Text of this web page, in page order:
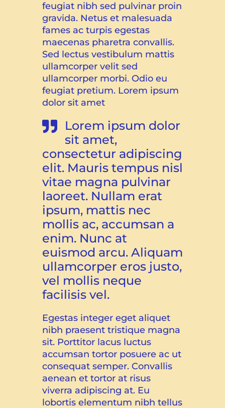
feugiat nibh sed pulvinar proin
gravida. Netus et malesuada
fames ac turpis egestas
maecenas pharetra convallis.
Sed lectus vestibulum mattis
ullamcorper velit sed
ullamcorper morbi. Odio eu
feugiat pretium. Lorem ipsum
dolor sit amet
Lorem ipsum dolor
sit amet,
consectetur adipiscing
elit. Mauris tempus nisl
vitae magna pulvinar
laoreet. Nullam erat
ipsum, mattis nec
mollis ac, accumsan a
enim. Nunc at
euismod arcu. Aliquam
ullamcorper eros justo,
vel mollis neque
facilisis vel.
Egestas integer eget aliquet
nibh praesent tristique magna
sit. Porttitor lacus luctus
accumsan tortor posuere ac ut
consequat semper. Convallis
aenean et tortor at risus
viverra adipiscing at. Eu
lobortis elementum nibh tellus